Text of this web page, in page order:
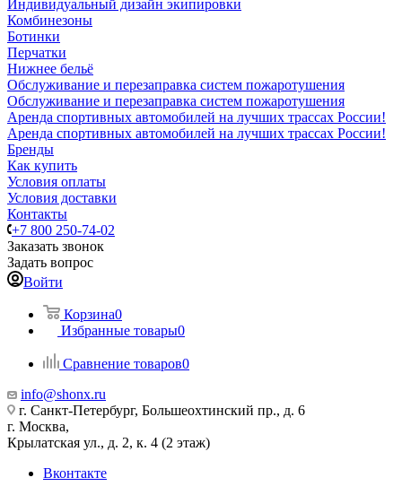
Индивидуальный дизайн экипировки
Комбинезоны
Ботинки
Перчатки
Нижнее бельё
Обслуживание и перезаправка систем пожаротушения
Обслуживание и перезаправка систем пожаротушения
Аренда спортивных автомобилей на лучших трассах России!
Аренда спортивных автомобилей на лучших трассах России!
Бренды
Как купить
Условия оплаты
Условия доставки
Контакты
+7 800 250-74-02
Заказать звонок
Задать вопрос
Войти
Корзина0
Избранные товары0
Сравнение товаров0
info@shonx.ru
г. Санкт-Петербург, Большеохтинский пр., д. 6
г. Москва,
Крылатская ул., д. 2, к. 4 (2 этаж)
Вконтакте